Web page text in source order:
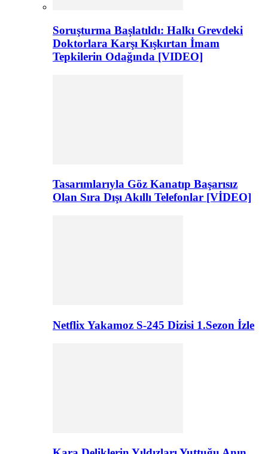
Soruşturma Başlatıldı: Halkı Grevdeki
Doktorlara Karşı Kışkırtan İmam
Tepkilerin Odağında [VIDEO]
Tasarımlarıyla Göz Kanatıp Başarısız
Olan Sıra Dışı Akıllı Telefonlar [VİDEO]
Netflix Yakamoz S-245 Dizisi 1.Sezon İzle